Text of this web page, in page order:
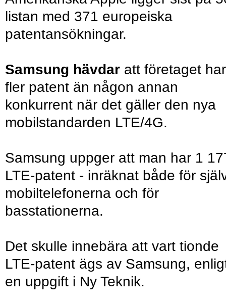
listan med 371 europeiska
patentansökningar.
Samsung hävdar att företaget har
fler patent än någon annan
konkurrent när det gäller den nya
mobilstandarden LTE/4G.
Samsung uppger att man har 1
LTE-patent - inräknat både för
mobiltelefonerna och för
basstationerna.
Det skulle innebära att vart tionde
LTE-patent ägs av Samsung,
en uppgift i Ny Teknik.